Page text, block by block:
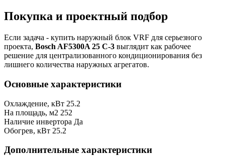
Покупка и проектный подбор
Если задача - купить наружный блок VRF для серьезного
проекта, Bosch AF5300A 25 C-3 выглядит как рабочее
решение для централизованного кондиционирования без
лишнего количества наружных агрегатов.
Основные характеристики
Охлаждение, кВт 25.2
На площадь, м2 252
Наличие инвертора Да
Обогрев, кВт 25.2
Дополнительные характеристики